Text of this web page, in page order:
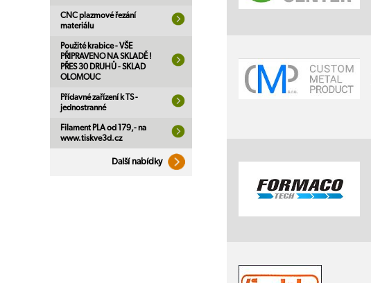
CNC plazmové řezání
materiálu
Použité krabice - VŠE
PŘIPRAVENO NA SKLADĚ !
PŘES 30 DRUHŮ - SKLAD
OLOMOUC
Přídavné zařízení k TS -
jednostranné
Filament PLA od 179,- na
www.tiskve3d.cz
Další nabídky